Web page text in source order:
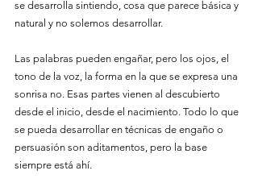
se desarrolla sintiendo, cosa que parece básica y
natural y no solemos desarrollar.
Las palabras pueden engañar, pero los ojos, el
tono de la voz, la forma en la que se expresa una
sonrisa no. Esas partes vienen al descubierto
desde el inicio, desde el nacimiento. Todo lo que
se pueda desarrollar en técnicas de engaño o
persuasión son aditamentos, pero la base
siempre está ahí.